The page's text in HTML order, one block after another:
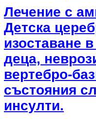
Лечение с
Детска
изоставане
деца,
вертебро-
състояния
инсулти.